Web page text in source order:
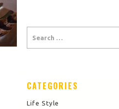
CATEGORIES
Life Style